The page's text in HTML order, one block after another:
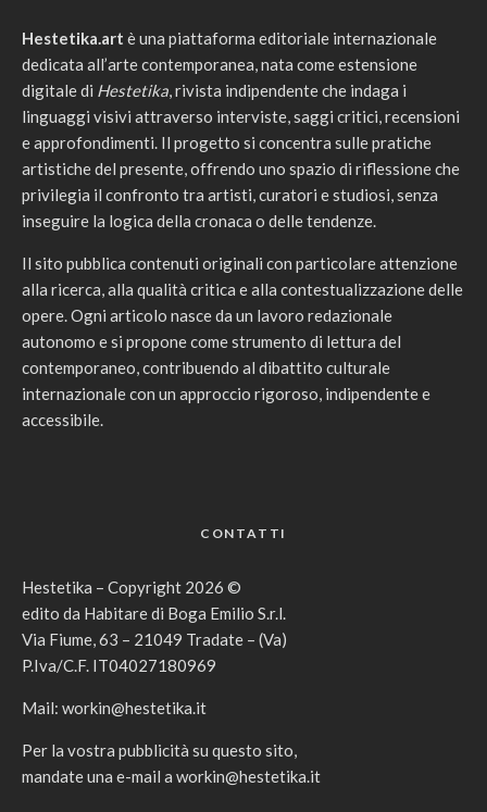
Hestetika.art è una piattaforma editoriale internazionale
dedicata all’arte contemporanea, nata come estensione
digitale di Hestetika, rivista indipendente che indaga i
linguaggi visivi attraverso interviste, saggi critici, recensioni
e approfondimenti. Il progetto si concentra sulle pratiche
artistiche del presente, offrendo uno spazio di riflessione che
privilegia il confronto tra artisti, curatori e studiosi, senza
inseguire la logica della cronaca o delle tendenze.
Il sito pubblica contenuti originali con particolare attenzione
alla ricerca, alla qualità critica e alla contestualizzazione delle
opere. Ogni articolo nasce da un lavoro redazionale
autonomo e si propone come strumento di lettura del
contemporaneo, contribuendo al dibattito culturale
internazionale con un approccio rigoroso, indipendente e
accessibile.
CONTATTI
Hestetika – Copyright 2026 ©
edito da Habitare di Boga Emilio S.r.l.
Via Fiume, 63 – 21049 Tradate – (Va)
P.Iva/C.F. IT04027180969
Mail: workin@hestetika.it
Per la vostra pubblicità su questo sito,
mandate una e-mail a workin@hestetika.it